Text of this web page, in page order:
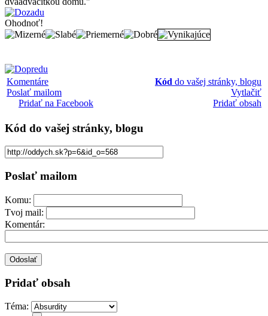
Ohodnoť!
Komentáre
Poslať mailom
Pridať na Facebook
Kód do vašej stránky, blogu
Vytlačiť
Pridať obsah
Kód do vašej stránky, blogu
Poslať mailom
Komu:
Tvoj mail:
Komentár:
Pridať obsah
Téma: